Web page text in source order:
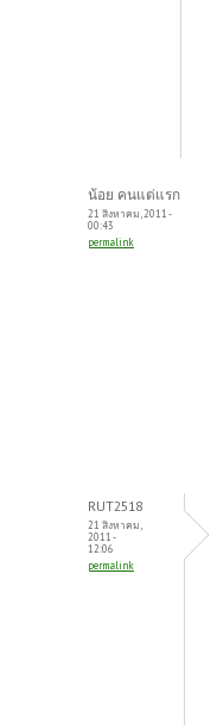
น้อย คนแต่แรก
21 สิงหาคม, 2011 -
00:43
permalink
RUT2518
21 สิงหาคม,
2011 -
12:06
permalink